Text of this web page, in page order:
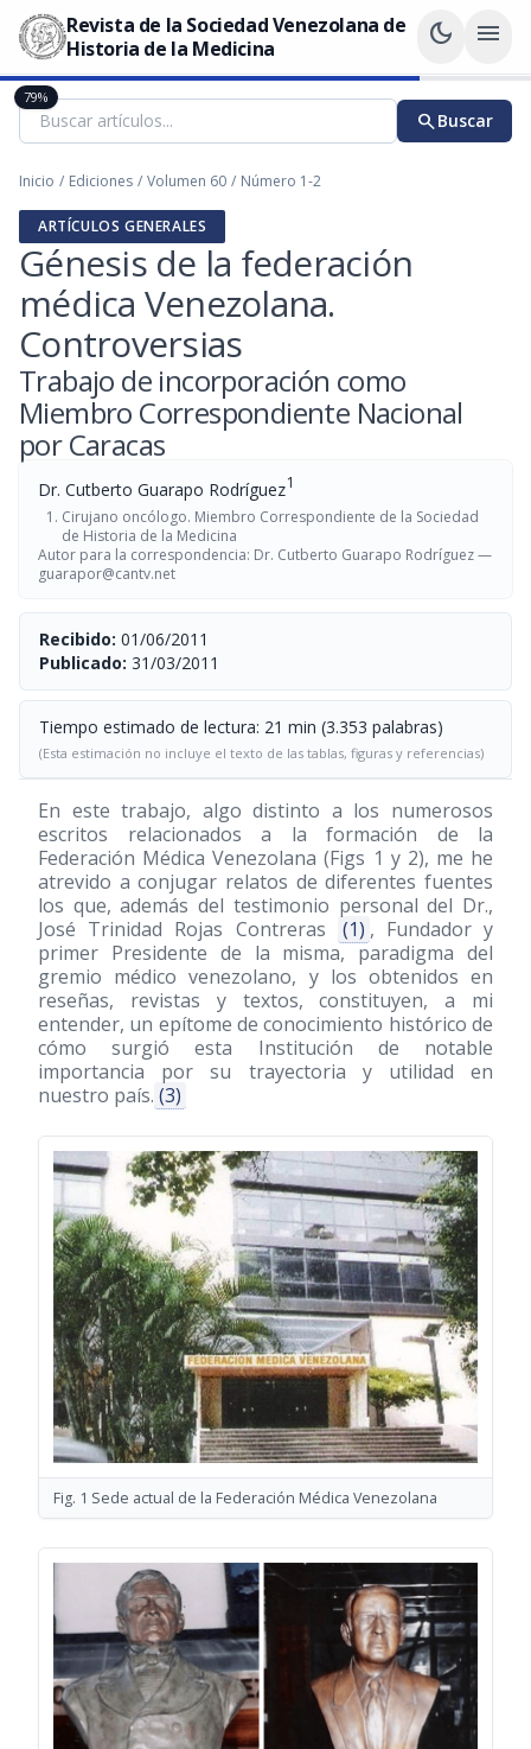
Revista de la Sociedad Venezolana de
Historia de la Medicina
dark_mode menu
searchBuscar
Inicio / Ediciones / Volumen 60 / Número 1-2
ARTÍCULOS GENERALES
Génesis de la federación
médica Venezolana.
Controversias
Trabajo de incorporación como
Miembro Correspondiente Nacional
por Caracas
Dr. Cutberto Guarapo Rodríguez1
Cirujano oncólogo. Miembro Correspondiente de la Sociedad
de Historia de la Medicina
Autor para la correspondencia: Dr. Cutberto Guarapo Rodríguez —
guarapor@cantv.net
Recibido: 01/06/2011
Publicado: 31/03/2011
Tiempo estimado de lectura: 21 min (3.353 palabras)
(Esta estimación no incluye el texto de las tablas, figuras y referencias)
En este trabajo, algo distinto a los numerosos
escritos relacionados a la formación de la
Federación Médica Venezolana (Figs 1 y 2), me he
atrevido a conjugar relatos de diferentes fuentes
los que, además del testimonio personal del Dr.,
José Trinidad Rojas Contreras
(1) , Fundador y
primer Presidente de la misma, paradigma del
gremio médico venezolano, y los obtenidos en
reseñas, revistas y textos, constituyen, a mi
entender, un epítome de conocimiento histórico de
cómo surgió esta Institución de notable
importancia por su trayectoria y utilidad en
nuestro país. (3)
Fig. 1 Sede actual de la Federación Médica Venezolana
79%